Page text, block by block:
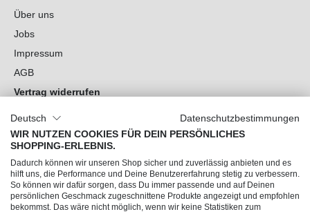
Über uns
Jobs
Impressum
AGB
Vertrag widerrufen
Cookie-Einstellungen
Du hast Fragen?
Unsere Socials
Deutsch
Datenschutzbestimmungen
WIR NUTZEN COOKIES FÜR DEIN PERSÖNLICHES
SHOPPING-ERLEBNIS.
Dadurch können wir unseren Shop sicher und zuverlässig anbieten und es
hilft uns, die Performance und Deine Benutzererfahrung stetig zu verbessern.
So können wir dafür sorgen, dass Du immer passende und auf Deinen
persönlichen Geschmack zugeschnittene Produkte angezeigt und empfohlen
bekommst. Das wäre nicht möglich, wenn wir keine Statistiken zum